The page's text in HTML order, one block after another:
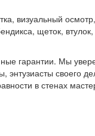
визуальный
щеток,
гарантии. Мы
своего
в стенах